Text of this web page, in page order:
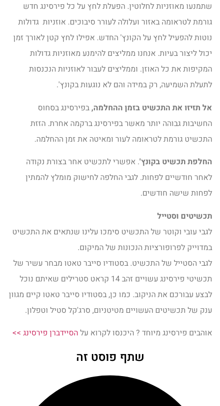
שתמנעו מאוזניות לחלוטין. הפעלת לחץ על כל פירסינג חדש
גורמת לטראומה באזור ועלולה לעורר סיבוכים. אוזניות גדולות
נוטות להפעיל לחץ על הקונץ' החדש. אפילו לחץ קטן לאורך זמן
יכול ליצור בעיות. אנחנו ממליצים להימנע מאוזניות גדולות
המקיפות את כל האוזן. וממליצים לעבור לאוזניות הנכנסות
לתעלת השמיעה, רק במידה והם לא נוגעות בקונץ'.
אל תזיזו את התכשיט בזמן ההחלמה,בפירסינג בסחוס
החשיבות גבוהה יותר מאשר בפירסינג ברקמה אחרת. הזזת
התכשיט גורמת לטראומה לעור ומאיטה את זמן ההחלמה.
החלפת תכשיט בקונץ'. אפשרי לתכשיט אחר בצורת נקודה
לאחר חודשיים לפחות. לגבי החלפה לחישוק מומלץ להמתין
לפחות שישה חודשים.
תכשיטים וסטייל
לגבי עובי וקוטר של התכשיט סימכו עלינו שנתאים את התכשיט
במדוייק לפרופורציות הנכונות של המיקום.
לגבי הסטייל של התכשיט. בסטודיו סייבר טאטו מבחר עשיר של
תכשיטי פירסינג עשויים זהב 14 קראט סטרילים שאיתם נוכל
לבצע עבורכם את הניקוב. כמו כן, בסטודיו סייבר טאטו קיים מגוון
ענק של תכשיטים העשויים מטיטניום, סרג'קל סטיל וטפלון.
אוהבים פירסינג מיוחד ? היכנסו לקרוא עלהסיידברן פירסינג >>
שתף פוסט זה